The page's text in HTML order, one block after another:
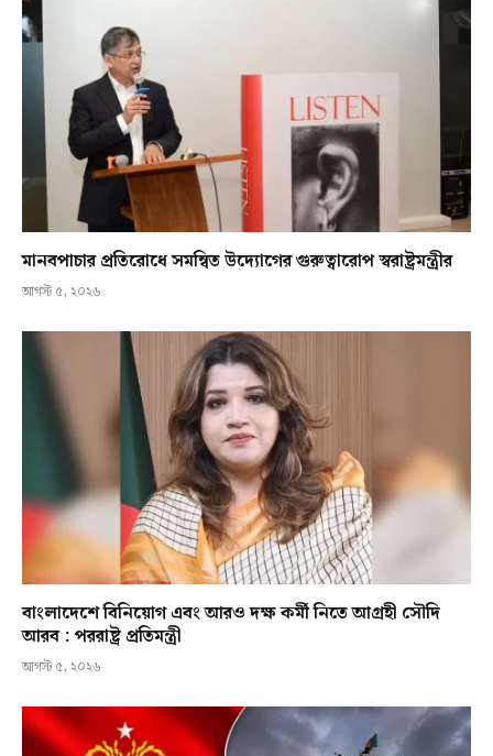
মানবপাচার প্রতিরোধে সমন্বিত উদ্যোগের গুরুত্বারোপ স্বরাষ্ট্রমন্ত্রীর
আগস্ট ৫, ২০২৬
বাংলাদেশে বিনিয়োগ এবং আরও দক্ষ কর্মী নিতে আগ্রহী সৌদি
আরব : পররাষ্ট্র প্রতিমন্ত্রী
আগস্ট ৫, ২০২৬